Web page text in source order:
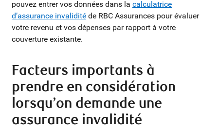
pouvez entrer vos données dans la calculatrice
d’assurance invalidité de RBC Assurances pour évaluer
votre revenu et vos dépenses par rapport à votre
couverture existante.
Facteurs importants à
prendre en considération
lorsqu’on demande une
assurance invalidité